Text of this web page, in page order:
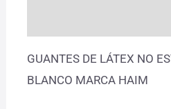
GUANTES DE LÁTEX NO
BLANCO MARCA HAIM